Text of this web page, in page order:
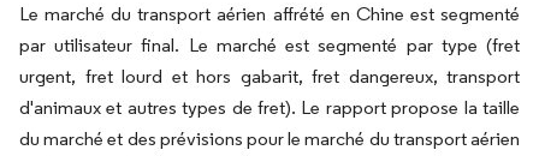
Le marché du transport aérien affrété en Chine est segmenté
par utilisateur final. Le marché est segmenté par type (fret
urgent, fret lourd et hors gabarit, fret dangereux, transport
d'animaux et autres types de fret). Le rapport propose la taille
du marché et des prévisions pour le marché du transport aérien